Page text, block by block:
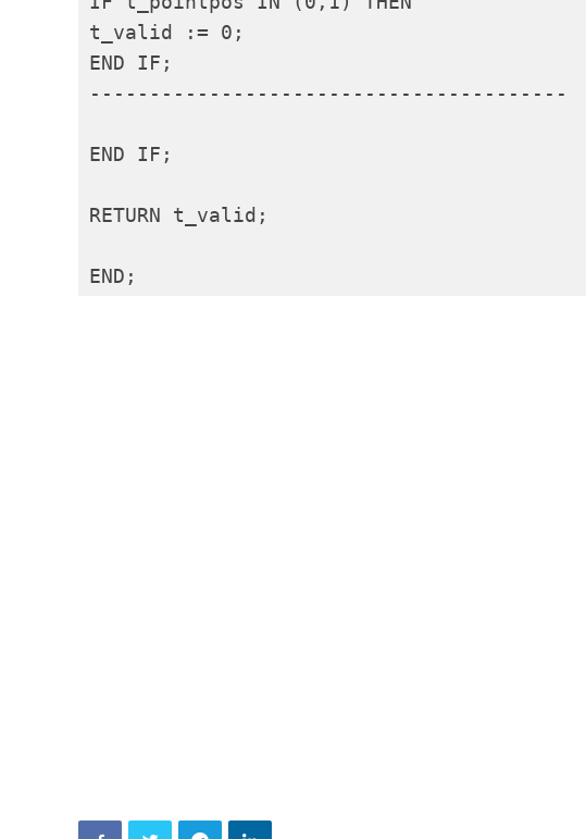
t_valid := 0;
END IF;
----------------------------------------
END IF;
RETURN t_valid;
END;